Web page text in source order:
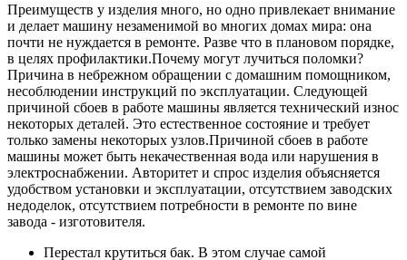
Преимуществ у изделия много, но одно привлекает внимание
и делает машину незаменимой во многих домах мира: она
почти не нуждается в ремонте. Разве что в плановом порядке,
в целях профилактики.Почему могут лучиться поломки?
Причина в небрежном обращении с домашним помощником,
несоблюдении инструкций по эксплуатации. Следующей
причиной сбоев в работе машины является технический износ
некоторых деталей. Это естественное состояние и требует
только замены некоторых узлов.Причиной сбоев в работе
машины может быть некачественная вода или нарушения в
электроснабжении. Авторитет и спрос изделия объясняется
удобством установки и эксплуатации, отсутствием заводских
недоделок, отсутствием потребности в ремонте по вине
завода - изготовителя.
Перестал крутиться бак. В этом случае самой